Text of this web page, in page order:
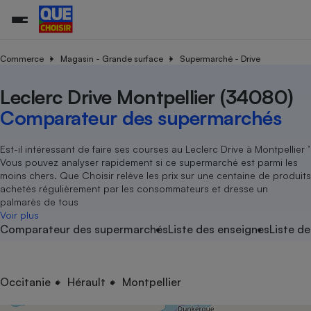
Commerce Magasin - Grande surface Supermarché - Drive
Leclerc Drive Montpellier (34080)
Comparateur des supermarchés
Est-il intéressant de faire ses courses au Leclerc Drive à Montpellier ’
Vous pouvez analyser rapidement si ce supermarché est parmi les
moins chers. Que Choisir relève les prix sur une centaine de produits
achetés régulièrement par les consommateurs et dresse un
palmarès de tous
Voir plus
Comparateur des supermarchésListe des enseignesListe
Occitanie Hérault Montpellier
Additifs
Nutrition
Assurance auto
Magasin - Grande surface
Méthode de vente -
Organismes de défense
Système judiciairegratuit
Déchet
Achat - Vente - Travaux
Location
Sport
électrique
Démarche administrative
Senior
Service marchand
Train
Transport aérien
Toutes les actualités
Enquêtes
Guides d'achat
Conseils
Brèves
Tous les services
Soumettre un litige
Lettres types
Rencontrer une association locale
Tous nos combats
Nos actions
Nos grandes victoires
Les billets de la présidente
Nos associations locales
Nous rejoindre
En savoir plus sur Que Choisir Ensemble
L’association
Nos missions
Notre méthodologie
Notre financement
Nos partenaires
Nous rejoindre